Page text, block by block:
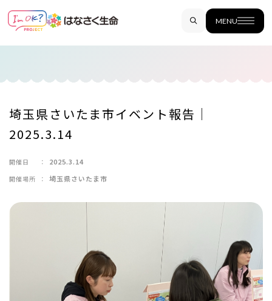
MENU
埼玉県さいたま市イベント報告｜
2025.3.14
開催日 ： 2025.3.14
開催場所 ： 埼玉県さいたま市